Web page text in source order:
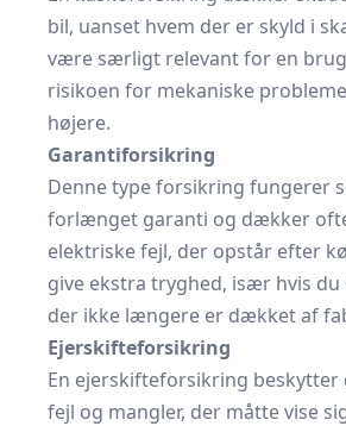
bil, uanset hvem der er skyld i
være særligt relevant for en
risikoen for mekaniske
højere.
Garantiforsikring
Denne type forsikring fungerer
forlænget garanti og dækker
elektriske fejl, der opstår efter
give ekstra tryghed, især hvis du
der ikke længere er dækket af
Ejerskifteforsikring
En ejerskifteforsikring beskytter
fejl og mangler, der måtte vise